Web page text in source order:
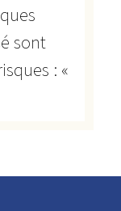
sont
: «